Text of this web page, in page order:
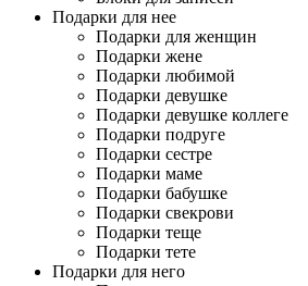
Подарки для нее
Подарки для женщин
Подарки жене
Подарки любимой
Подарки девушке
Подарки девушке коллеге
Подарки подруге
Подарки сестре
Подарки маме
Подарки бабушке
Подарки свекрови
Подарки теще
Подарки тете
Подарки для него